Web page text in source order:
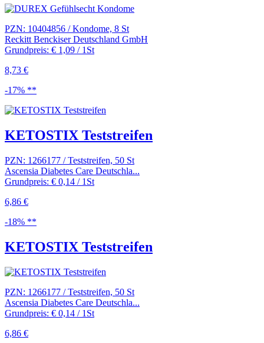
PZN: 10404856 / Kondome, 8 St
Reckitt Benckiser Deutschland GmbH
Grundpreis: € 1,09 / 1St
8,73 €
-17% **
KETOSTIX Teststreifen
PZN: 1266177 / Teststreifen, 50 St
Ascensia Diabetes Care Deutschla...
Grundpreis: € 0,14 / 1St
6,86 €
-18% **
KETOSTIX Teststreifen
PZN: 1266177 / Teststreifen, 50 St
Ascensia Diabetes Care Deutschla...
Grundpreis: € 0,14 / 1St
6,86 €